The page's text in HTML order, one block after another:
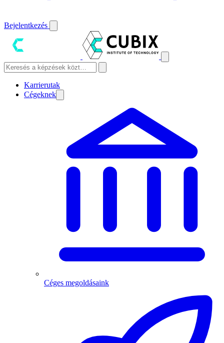
Bejelentkezés
Karrierutak
Cégeknek
Céges megoldásaink